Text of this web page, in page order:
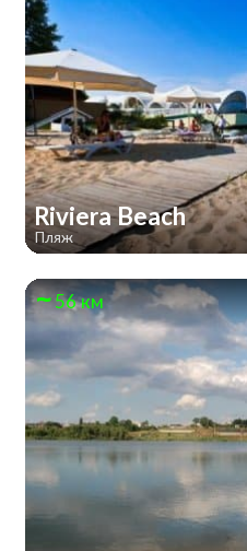
Riviera Beach
Пляж
56 км